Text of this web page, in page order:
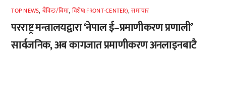
TOP NEWS, बैंकिङ/बिमा, विशेष(FRONT-CENTER),समाचार
परराष्ट्र मन्त्रालयद्वारा ‘नेपाल ई–प्रमाणीकरण प्रणाली’
सार्वजनिक, अब कागजात प्रमाणीकरण अनलाइनबाटै